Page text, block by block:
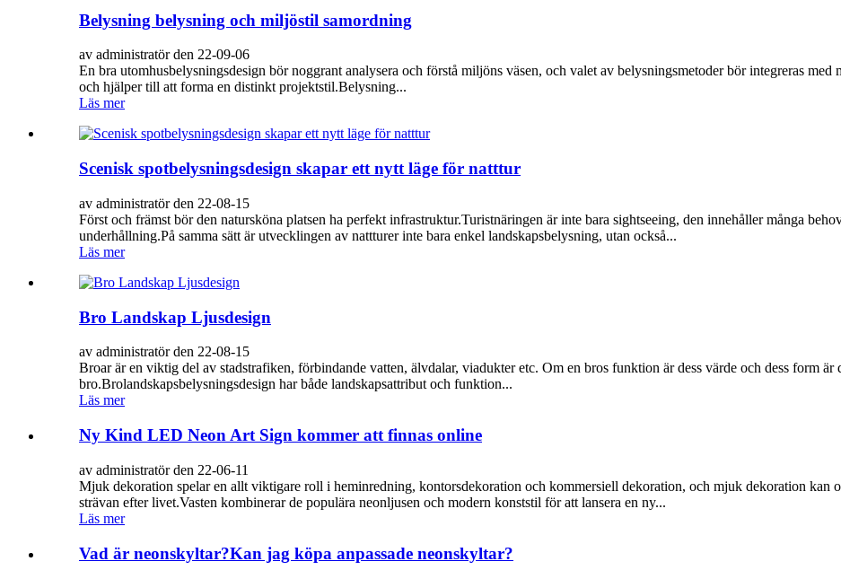
Belysning belysning och miljöstil samordning
av administratör den 22-09-06
En bra utomhusbelysningsdesign bör noggrant analysera och förstå miljöns väsen, och valet av belysningsmetoder bör integreras
och hjälper till att forma en distinkt projektstil.Belysning...
Läs mer
Scenisk spotbelysningsdesign skapar ett nytt läge för natttur
av administratör den 22-08-15
Först och främst bör den natursköna platsen ha perfekt infrastruktur.Turistnäringen är inte bara sightseeing, den innehåller många
underhållning.På samma sätt är utvecklingen av nattturer inte bara enkel landskapsbelysning, utan också...
Läs mer
Bro Landskap Ljusdesign
av administratör den 22-08-15
Broar är en viktig del av stadstrafiken, förbindande vatten, älvdalar, viadukter etc. Om en bros funktion är dess värde och dess form är
bro.Brolandskapsbelysningsdesign har både landskapsattribut och funktion...
Läs mer
Ny Kind LED Neon Art Sign kommer att finnas online
av administratör den 22-06-11
Mjuk dekoration spelar en allt viktigare roll i heminredning, kontorsdekoration och kommersiell dekoration, och mjuk dekoration kan
strävan efter livet.Vasten kombinerar de populära neonljusen och modern konststil för att lansera en ny...
Läs mer
Vad är neonskyltar?Kan jag köpa anpassade neonskyltar?